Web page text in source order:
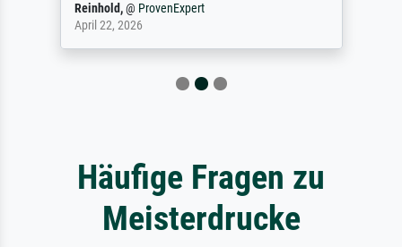
Reinhold,@ ProvenExpert
April 22, 2026
Häufige Fragen zu
Meisterdrucke